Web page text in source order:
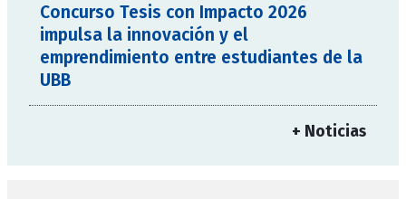
Concurso Tesis con Impacto 2026
impulsa la innovación y el
emprendimiento entre estudiantes de la
UBB
+ Noticias